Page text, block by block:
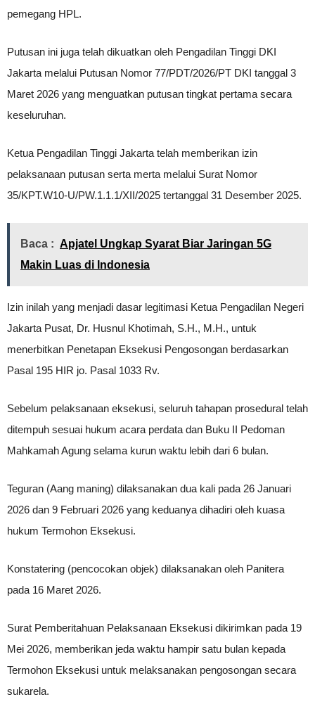
pemegang HPL.
Putusan ini juga telah dikuatkan oleh Pengadilan Tinggi DKI
Jakarta melalui Putusan Nomor 77/PDT/2026/PT DKI tanggal 3
Maret 2026 yang menguatkan putusan tingkat pertama secara
keseluruhan.
Ketua Pengadilan Tinggi Jakarta telah memberikan izin
pelaksanaan putusan serta merta melalui Surat Nomor
35/KPT.W10-U/PW.1.1.1/XII/2025 tertanggal 31 Desember 2025.
Baca : Apjatel Ungkap Syarat Biar Jaringan 5G
Makin Luas di Indonesia
Izin inilah yang menjadi dasar legitimasi Ketua Pengadilan Negeri
Jakarta Pusat, Dr. Husnul Khotimah, S.H., M.H., untuk
menerbitkan Penetapan Eksekusi Pengosongan berdasarkan
Pasal 195 HIR jo. Pasal 1033 Rv.
Sebelum pelaksanaan eksekusi, seluruh tahapan prosedural telah
ditempuh sesuai hukum acara perdata dan Buku II Pedoman
Mahkamah Agung selama kurun waktu lebih dari 6 bulan.
Teguran (Aang maning) dilaksanakan dua kali pada 26 Januari
2026 dan 9 Februari 2026 yang keduanya dihadiri oleh kuasa
hukum Termohon Eksekusi.
Konstatering (pencocokan objek) dilaksanakan oleh Panitera
pada 16 Maret 2026.
Surat Pemberitahuan Pelaksanaan Eksekusi dikirimkan pada 19
Mei 2026, memberikan jeda waktu hampir satu bulan kepada
Termohon Eksekusi untuk melaksanakan pengosongan secara
sukarela.